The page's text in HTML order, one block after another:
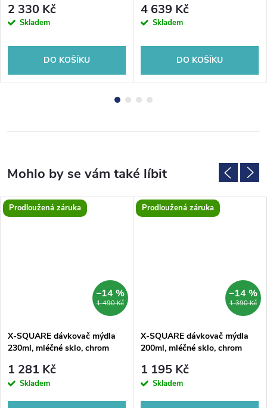
2 330 Kč
Skladem
DO KOŠÍKU
72213DQ45-50
4 639 Kč
Skladem
DO KOŠÍKU
Prodloužená záruka
1 490 Kč
–14 %
X-SQUARE dávkovač mýdla
230ml, mléčné sklo, chrom
1 281 Kč
Skladem
Prodloužená záruka
1 390 Kč
–14 %
X-SQUARE dávkovač mýdla
200ml, mléčné sklo, chrom
1 195 Kč
Skladem